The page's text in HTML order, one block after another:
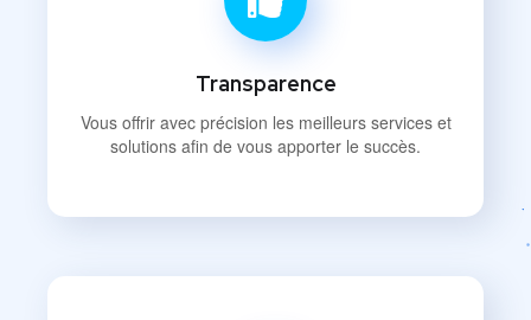
Transparence
Vous offrir avec précision les meilleurs services et
solutions afin de vous apporter le succès.